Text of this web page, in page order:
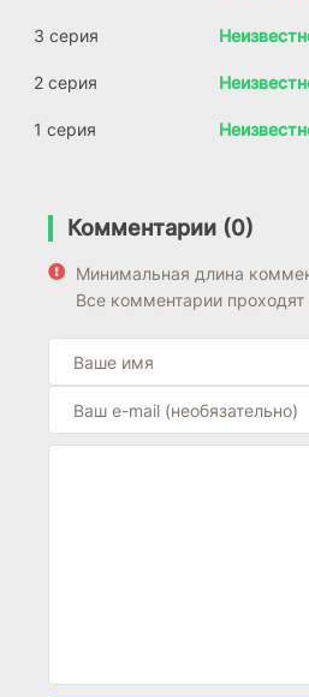
3 серия
2 серия
1 серия
Комментарии (0)
Минимальная длина
Все комментарии